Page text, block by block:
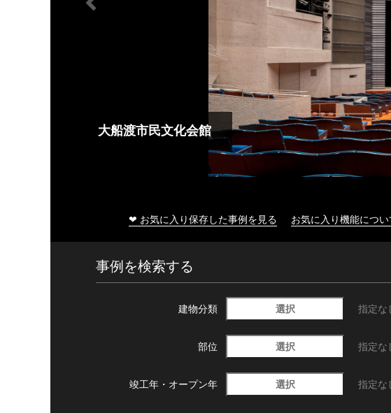
大船渡市民文化会館
❤ お気に入り保存した事例を見る お気に入り機能につい
事例を検索する
建物分類 選択 指定な
部位 選択 指定な
竣工年・ オープン年 選択 指定な